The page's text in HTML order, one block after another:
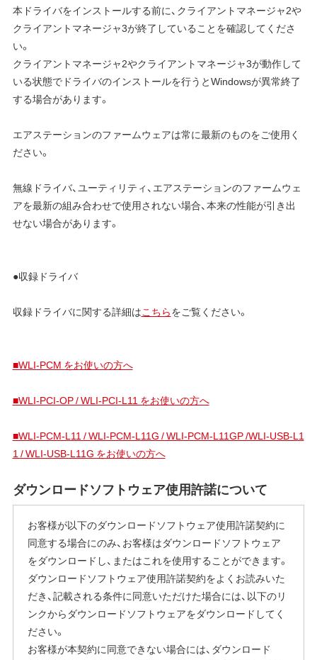
本ドライバをインストールする前に、クライアントマネージャ2や
クライアントマネージャ3が終了していることを確認してくださ
い。
クライアントマネージャ2やクライアントマネージャ3が動作して
いる状態でドライバのインストールを行うとWindowsが異常終了
する場合があります。
エアステーションのファームウェアは常に最新のものをご使用く
ださい。
無線ドライバ、ユーティリティ、エアステーションのファームウェ
アを最新の組み合わせで使用されない場合、本来の性能が引き出
せない場合があります。
●収録ドライバ
収録ドライバに関する詳細はこちらをご覧ください。
■WLI-PCM をお使いの方へ
■WLI-PCI-OP / WLI-PCI-L11 をお使いの方へ
■WLI-PCM-L11 / WLI-PCM-L11G / WLI-PCM-L11GP /WLI-USB-L1
1 / WLI-USB-L11G をお使いの方へ
ダウンロードソフトウェア使用許諾について
お客様が以下のダウンロードソフトウェア使用許諾契約に
同意する場合にのみ、お客様はダウンロードソフトウェア
をダウンロードし、またはこれを使用することができます。
ダウンロードソフトウェア使用許諾契約をよくお読みいた
だき、記載される条件に同意いただけた場合には、以下のリ
ンクからダウンロードソフトウェアをダウンロードしてく
ださい。
お客様が本契約に同意できない場合には、ダウンロード